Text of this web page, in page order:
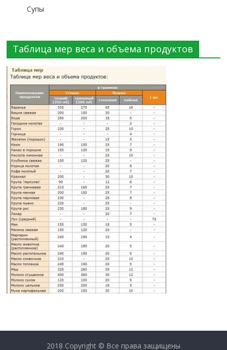
Супы
Таблица мер веса и объема продуктов
2018 Copyright © Все права защищены